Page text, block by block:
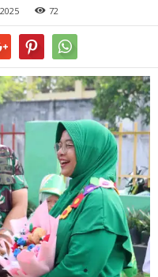
72